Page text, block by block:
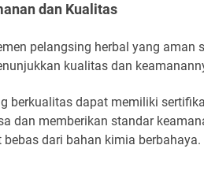
dan Kualitas
pelangsing herbal yang aman
kualitas dan
berkualitas dapat memiliki
dan memberikan standar
dari bahan kimia berbahaya.